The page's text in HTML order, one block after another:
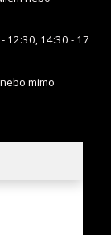
12:30, 14:30 - 17
nebo mimo